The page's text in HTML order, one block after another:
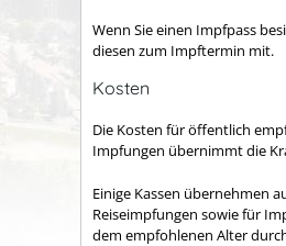
Wenn Sie einen Impfpass
diesen zum Impftermin mit.
Kosten
Die Kosten für öffentlich
Impfungen übernimmt die
Einige Kassen übernehmen
Reiseimpfungen sowie für
dem empfohlenen Alter